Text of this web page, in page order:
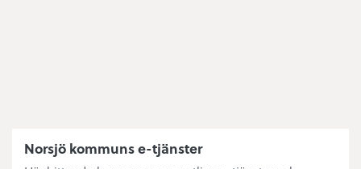
Norsjö kommuns e-tjänster